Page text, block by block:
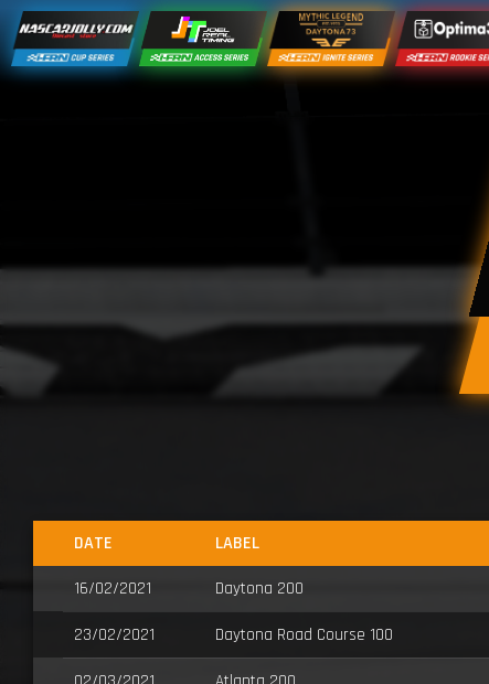
DATE LABEL
16/02/2021 Daytona 200
23/02/2021 Daytona Road Course 100